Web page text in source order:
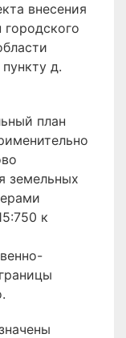
внесения
д.
план
земельных
к